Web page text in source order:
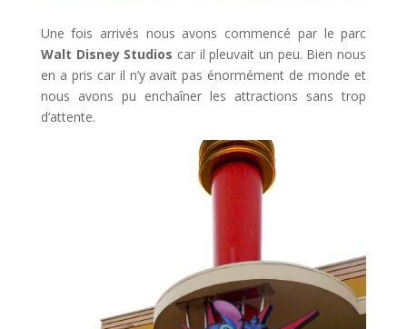
Une fois arrivés nous avons commencé par le parc
Walt Disney Studios car il pleuvait un peu. Bien nous
en a pris car il n’y avait pas énormément de monde et
nous avons pu enchaîner les attractions sans trop
d’attente.